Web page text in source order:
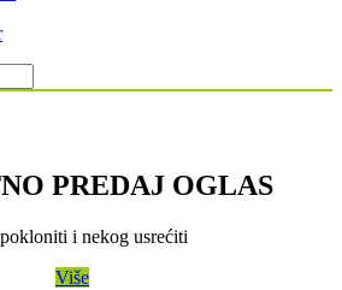
PREDAJ OGLAS
i nekog usrećiti
Više